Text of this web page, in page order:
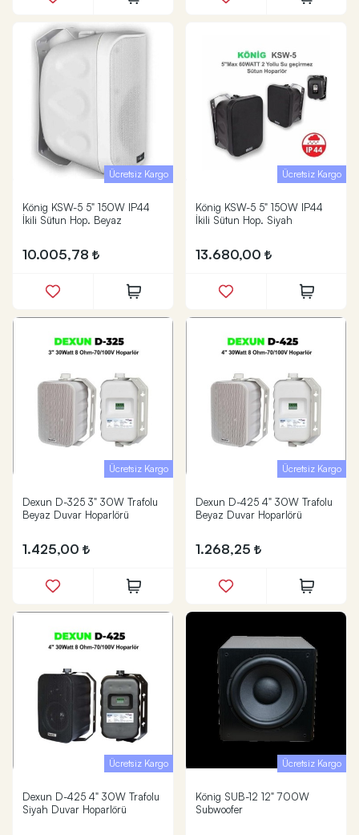
Ücretsiz Kargo
König KSW-5 5" 150W IP44
İkili Sütun Hop. Beyaz
10.005,78
Ücretsiz Kargo
König KSW-5 5" 150W IP44
İkili Sütun Hop. Siyah
13.680,00
Ücretsiz Kargo
Dexun D-325 3" 30W Trafolu
Beyaz Duvar Hoparlörü
1.425,00
Ücretsiz Kargo
Dexun D-425 4" 30W Trafolu
Beyaz Duvar Hoparlörü
1.268,25
Ücretsiz Kargo
Dexun D-425 4" 30W Trafolu
Siyah Duvar Hoparlörü
Ücretsiz Kargo
König SUB-12 12" 700W
Subwoofer